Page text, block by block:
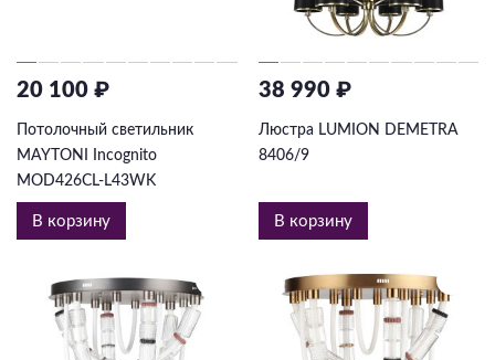
20 100 ₽
Потолочный светильник
MAYTONI Incognito
MOD426CL-L43WK
В корзину
38 990 ₽
Люстра LUMION DEMETRA
8406/9
В корзину